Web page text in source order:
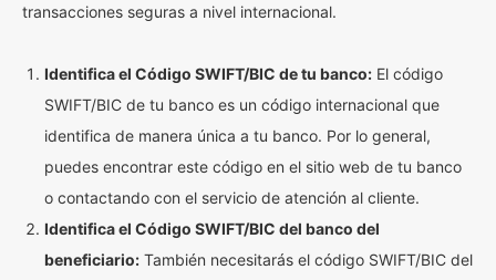
transacciones seguras a nivel internacional.
Identifica el Código SWIFT/BIC de tu banco: El código
SWIFT/BIC de tu banco es un código internacional que
identifica de manera única a tu banco. Por lo general,
puedes encontrar este código en el sitio web de tu banco
o contactando con el servicio de atención al cliente.
Identifica el Código SWIFT/BIC del banco del
beneficiario: También necesitarás el código SWIFT/BIC del